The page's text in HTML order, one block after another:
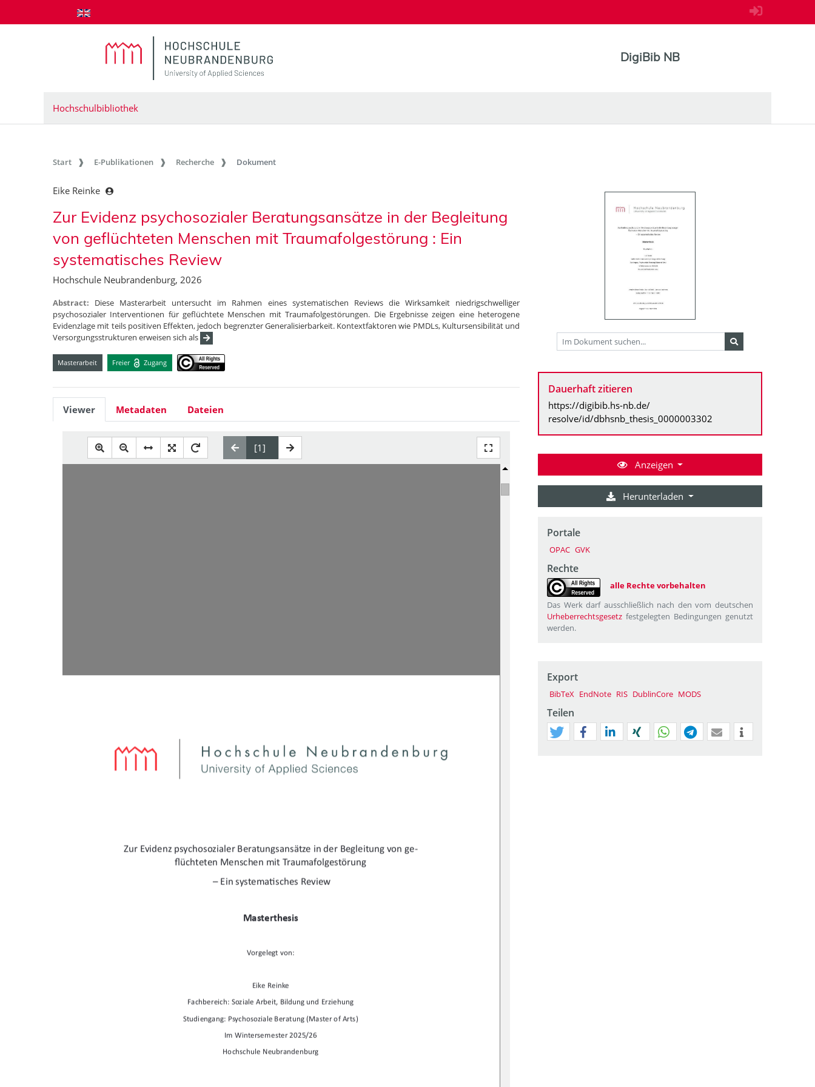
zum Inhalt springen
DigiBib NB
Hochschulbibliothek
Start E-Publikationen Recherche Dokument
Eike Reinke
Zur Evidenz psychosozialer Beratungsansätze in der Begleitung
von geflüchteten Menschen mit Traumafolgestörung : Ein
systematisches Review
Hochschule Neubrandenburg, 2026
Abstract: Diese Masterarbeit untersucht im Rahmen eines systematischen Reviews die Wirksamkeit niedrigschwelliger
psychosozialer Interventionen für geflüchtete Menschen mit Traumafolgestörungen. Die Ergebnisse zeigen eine heterogene
Evidenzlage mit teils positiven Effekten, jedoch begrenzter Generalisierbarkeit. Kontextfaktoren wie PMDLs, Kultursensibilität und
Versorgungsstrukturen erweisen sich als
Masterarbeit Freier Zugang
Viewer Metadaten Dateien
Zur Evidenz psychosozialer Beratungsansätze in der Begleitung von ge-
flüchteten Menschen mit Traumafolgestörung
– Ein systemaƟsches Review
Masterthesis
Vorgelegt von:
Eike Reinke
Fachbereich: Soziale Arbeit, Bildung und Erziehung
Studiengang: Psychosoziale Beratung (Master of Arts)
Im Wintersemester 2025/26
Hochschule Neubrandenburg
Dauerhaft zitieren
https://digibib.hs-nb.de/
resolve/id/dbhsnb_thesis_0000003302
Anzeigen
Herunterladen
Portale
OPAC GVK
Rechte
alle Rechte vorbehalten
Das Werk darf ausschließlich nach den vom deutschen
Urheberrechtsgesetz festgelegten Bedingungen genutzt
werden.
Export
BibTeX EndNote RIS DublinCore MODS
Teilen